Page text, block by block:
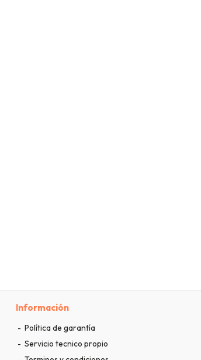
Información
Política de garantía
Servicio tecnico propio